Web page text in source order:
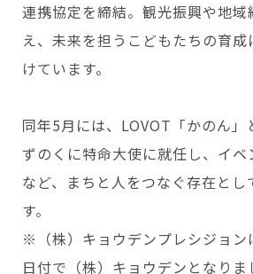
連携協定を締結。観光振興や地域
え、未来を担うこどもたちの育
けています。
同年5月には、LOVOT「かのん」
ずのくに特命大使に就任し、イベ
など、まちと人をつなぐ存在とし
す。
※（株）キョウデンプレシジョン
日付で（株）キョウデンとなりま